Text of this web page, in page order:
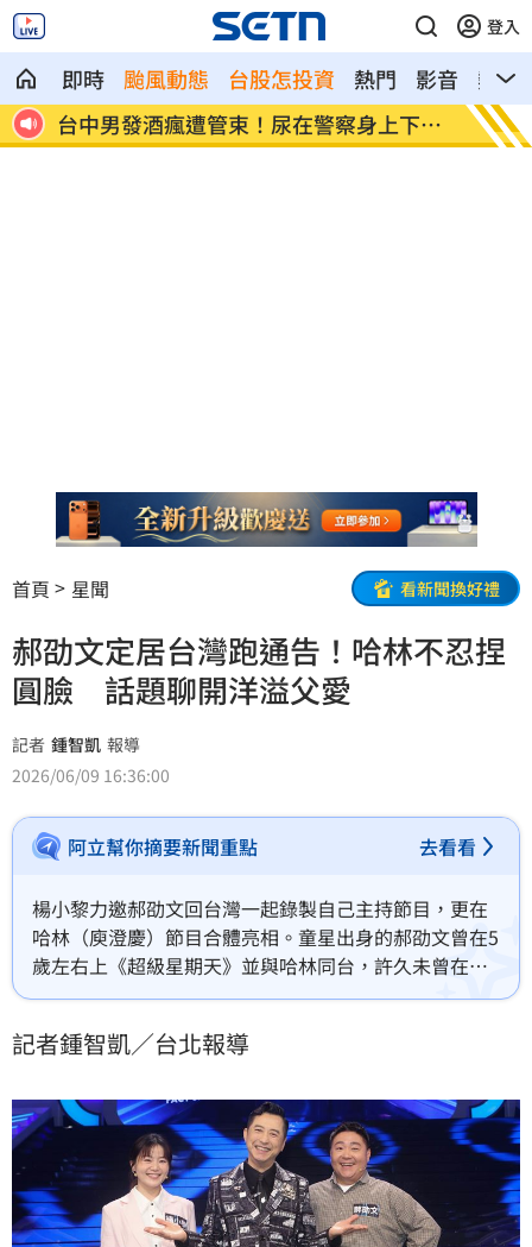
登入
即時 颱風動態 台股怎投資 熱門 影音
熱搜
問
台中男發酒瘋遭管束！尿在警察身上下場
曝
父親
動
首頁 星聞 看新聞換好禮
郝劭文定居台灣跑通告！哈林不忍捏
圓臉 話題聊開洋溢父愛
記者 鍾智凱 報導
2026/06/09 16:36:00
阿立幫你摘要新聞重點 去看看
楊小黎力邀郝劭文回台灣一起錄製自己主持節目，更在
哈林（庾澄慶）節目合體亮相。童星出身的郝劭文曾在5
歲左右上《超級星期天》並與哈林同台，許久未曾在台
灣進棚錄影，哈林看見依舊可愛的郝劭文，特別湊上前
下」。
記者鍾智凱／台北報導